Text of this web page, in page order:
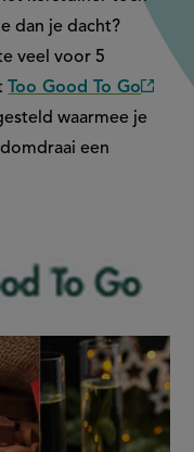
dan je dacht?
veel voor 5
Too Good To Go
link)
waarmee je
een